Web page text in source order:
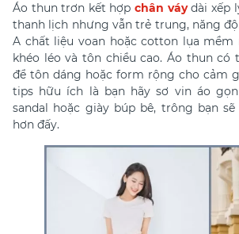
Áo thun trơn kết hợpchân váydài xếp
thanh lịch nhưng vẫn trẻ trung, năng
A chất liệu voan hoặc cotton lụa
khéo léo và tôn chiều cao. Áo thun có
để tôn dáng hoặc form rộng cho cảm
tips hữu ích là bạn hãy sơ vin áo
sandal hoặc giày búp bê, trông bạn
hơn đấy.